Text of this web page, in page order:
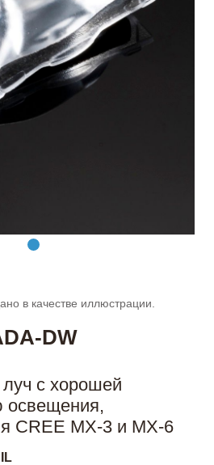
в качестве иллюстрации.
DW
с хорошей
освещения,
CREE MX-3 и MX-6